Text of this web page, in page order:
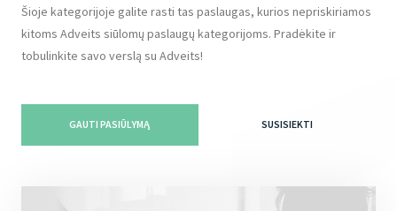
Šioje kategorijoje galite rasti tas paslaugas, kurios nepriskiriamos
kitoms Adveits siūlomų paslaugų kategorijoms. Pradėkite ir
tobulinkite savo verslą su Adveits!
GAUTI PASIŪLYMĄ SUSISIEKTI